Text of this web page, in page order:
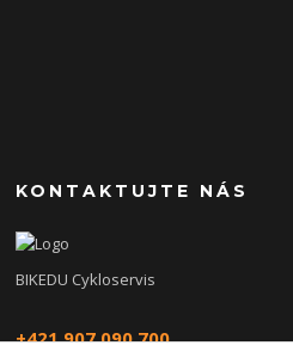
KONTAKTUJTE NÁS
BIKEDU Cykloservis
+421 907 090 700